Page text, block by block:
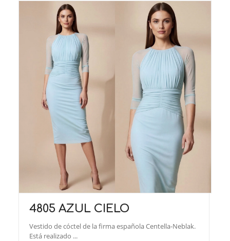
4805 AZUL CIELO
Vestido de cóctel de la firma española Centella-Neblak.
Está realizado ...